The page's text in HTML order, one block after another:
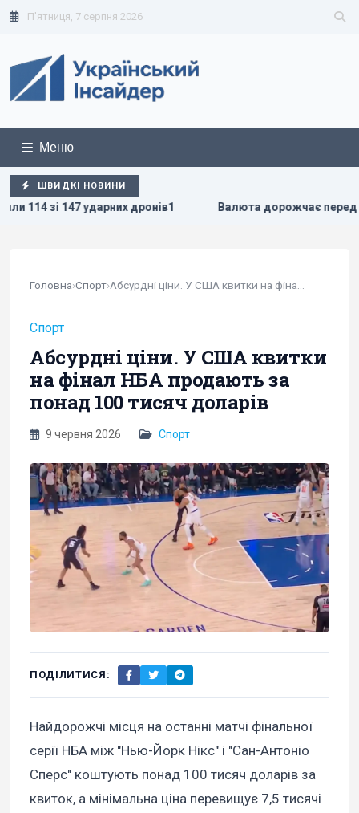
П'ятниця, 7 серпня 2026
Меню
ШВИДКІ НОВИНИ
Валюта дорожчає перед вихідними: курс долара
Головна›Спорт›
Спорт
Абсурдні ціни. У США квитки
на фінал НБА продають за
понад 100 тисяч доларів
9 червня 2026 Спорт
ПОДІЛИТИСЯ:
Найдорожчі місця на останні матчі фінальної
серії НБА між "Нью-Йорк Нікс" і "Сан-Антоніо
Сперс" коштують понад 100 тисяч доларів за
квиток, а мінімальна ціна перевищує 7,5 тисячі